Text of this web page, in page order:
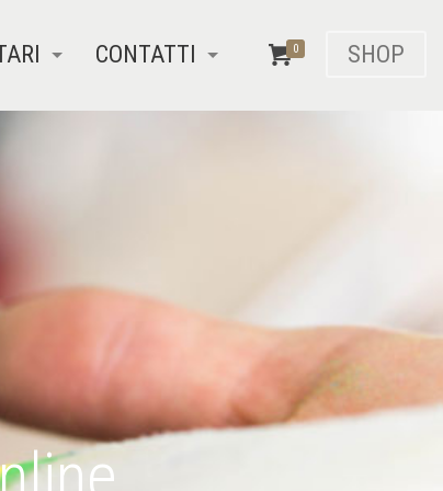
CONTATTI 0 SHOP